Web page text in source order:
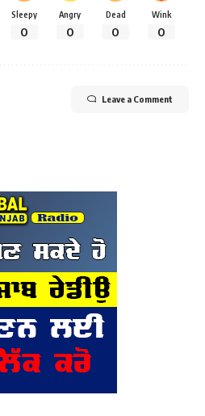
Sleepy
0
Angry
0
Dead
0
Wink
0
Leave a Comment